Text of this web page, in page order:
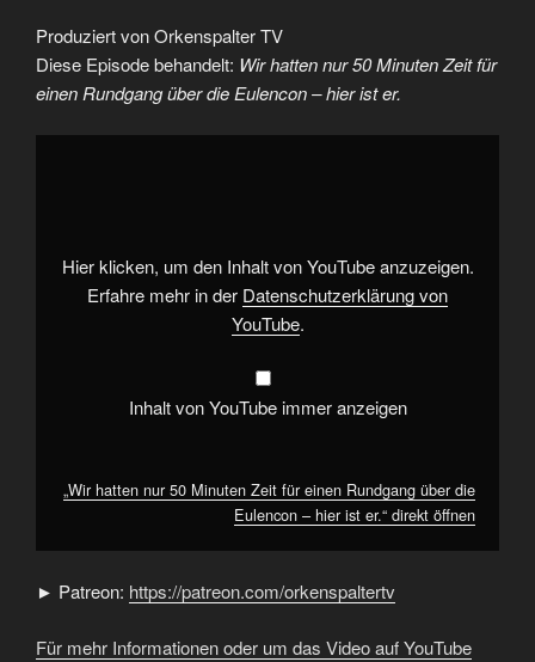
Produziert von Orkenspalter TV
Diese Episode behandelt: Wir hatten nur 50 Minuten Zeit für
einen Rundgang über die Eulencon – hier ist er.
„Wir
einen
Rundgang
Hier klicken, um den Inhalt von YouTube anzuzeigen.
Erfahre mehr in der Datenschutzerklärung von
YouTube.
Inhalt von YouTube immer anzeigen
„Wir hatten nur 50 Minuten Zeit für einen Rundgang über die
Eulencon – hier ist er.“ direkt öffnen
► Patreon: https://patreon.com/orkenspaltertv
Für mehr Informationen oder um das Video auf YouTube